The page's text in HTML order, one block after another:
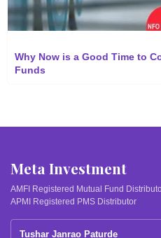
Why Now is a Good Time to
Funds
Meta Investment
AMFI Registered Mutual Fund
APMI Registered PMS Distributor
Tushar Janrao Paturde